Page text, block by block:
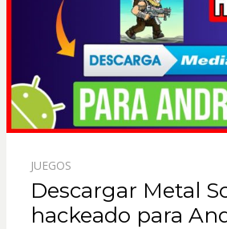
JUEGOS
Descargar Metal
hackeado para